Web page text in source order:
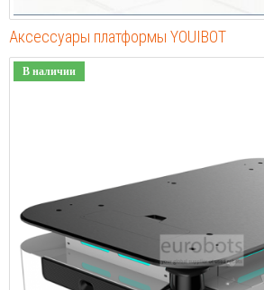
Аксессуары платформы YOUIBOT
В наличии